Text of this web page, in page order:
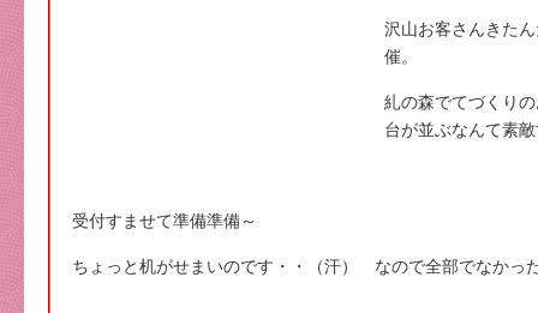
沢山お客さんきた
催。
糺の森でてづくり
台が並ぶなんて素
受付すませて準備準備～
ちょっと机がせまいのです・・（汗） なので全部でなかっ